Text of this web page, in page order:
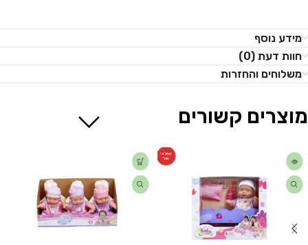
מידע נוסף
חוות דעת (0)
משלוחים והחזרות
מוצרים קשורים
המלאי
אזל